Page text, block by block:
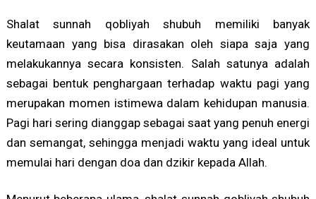
Shalat sunnah qobliyah shubuh memiliki banyak
keutamaan yang bisa dirasakan oleh siapa saja yang
melakukannya secara konsisten. Salah satunya adalah
sebagai bentuk penghargaan terhadap waktu pagi yang
merupakan momen istimewa dalam kehidupan manusia.
Pagi hari sering dianggap sebagai saat yang penuh energi
dan semangat, sehingga menjadi waktu yang ideal untuk
memulai hari dengan doa dan dzikir kepada Allah.